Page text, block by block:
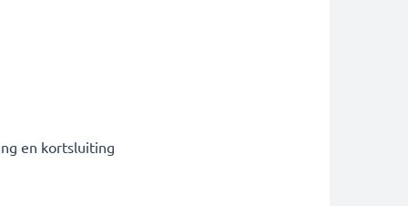
en kortsluiting